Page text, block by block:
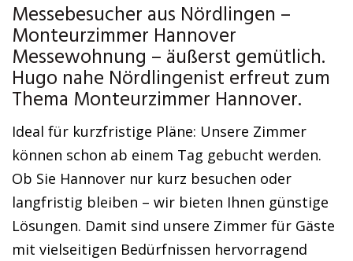
Messebesucher aus Nördlingen –
Monteurzimmer Hannover
Messewohnung – äußerst gemütlich.
Hugo nahe Nördlingenist erfreut zum
Thema Monteurzimmer Hannover.
Ideal für kurzfristige Pläne: Unsere Zimmer
können schon ab einem Tag gebucht werden.
Ob Sie Hannover nur kurz besuchen oder
langfristig bleiben – wir bieten Ihnen günstige
Lösungen. Damit sind unsere Zimmer für Gäste
mit vielseitigen Bedürfnissen hervorragend